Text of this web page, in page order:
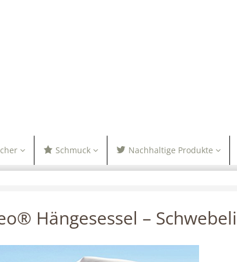
Schmuck Nachhaltige Produkte
Hängesessel –